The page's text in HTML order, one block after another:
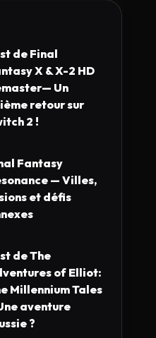
de Final
X & X-2 HD
Un
retour sur
2 !
Fantasy
— Villes,
et défis
de The
of Elliot:
Millennium Tales
aventure
?